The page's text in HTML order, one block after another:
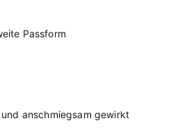
Passform
anschmiegsam gewirkt